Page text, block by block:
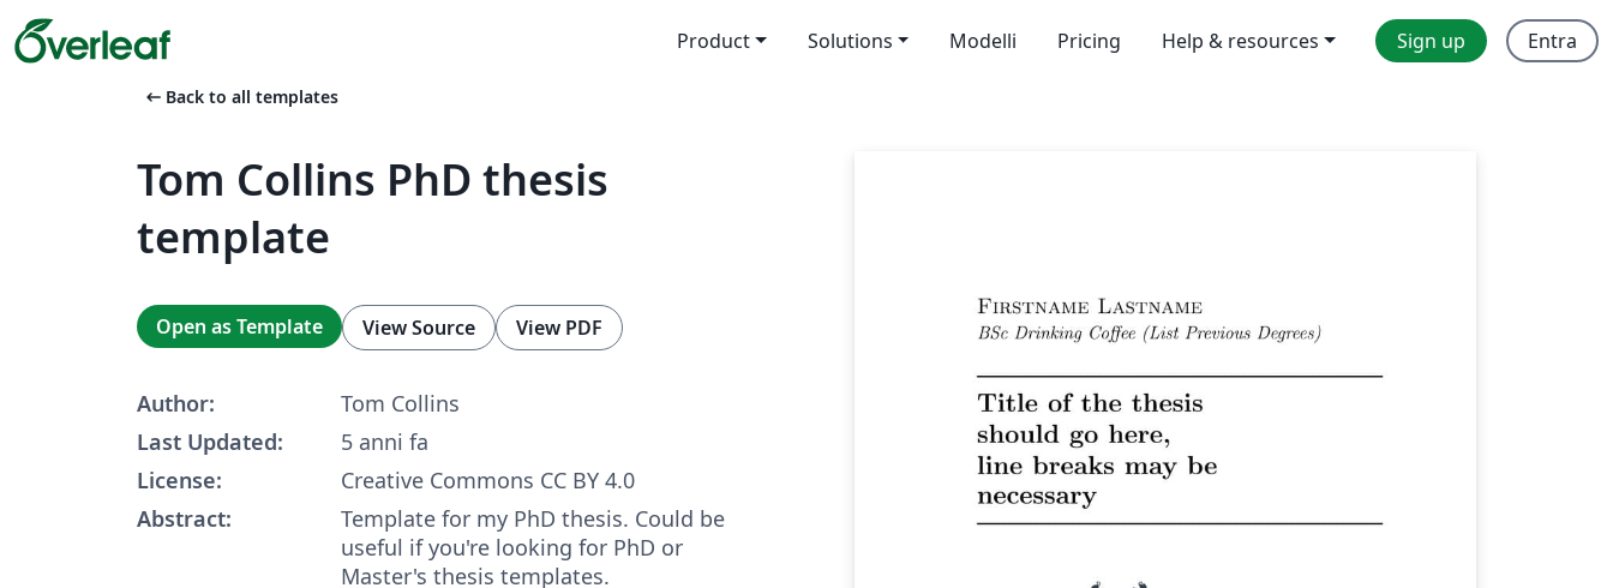
Product Solutions Modelli Pricing Help & resources Sign up Entra
arrow_left_alt Back to all templates
Tom Collins PhD thesis
template
Open as Template View Source View PDF
Author:
Tom Collins
Last Updated:
5 anni fa
License:
Creative Commons CC BY 4.0
Abstract:
Template for my PhD thesis. Could be
useful if you're looking for PhD or
Master's thesis templates.